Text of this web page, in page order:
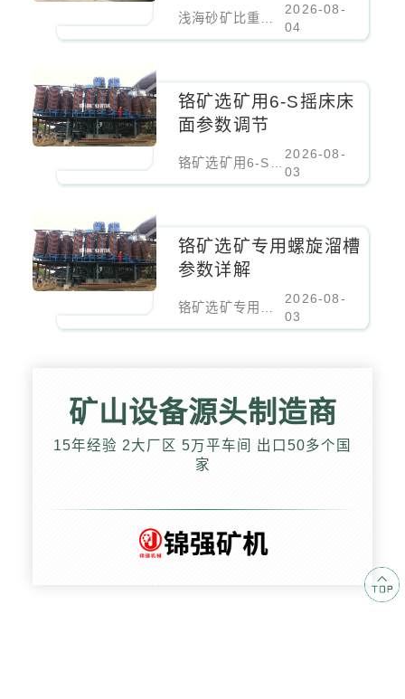
2026-08-
04
铬矿选矿用6-S摇床床
面参数调节
2026-08-
03
铬矿选矿专用螺旋溜槽
参数详解
2026-08-
03
矿山设备源头制造商
15年经验 2大厂区 5万平车间 出口50多个国
家